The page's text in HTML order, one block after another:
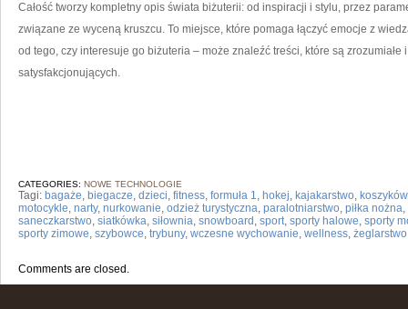
Całość tworzy kompletny opis świata biżuterii: od inspiracji i stylu, przez
związane ze wyceną kruszcu. To miejsce, które pomaga łączyć emocje z
od tego, czy interesuje go biżuteria – może znaleźć treści, które są
satysfakcjonujących.
CATEGORIES: NOWE TECHNOLOGIE
Tagi: bagaże, biegacze, dzieci, fitness, formuła 1, hokej, kajakarstwo,
motocykle, narty, nurkowanie, odzież turystyczna, paralotniarstwo, piłka nożna,
saneczkarstwo, siatkówka, siłownia, snowboard , sport, sporty halowe, sporty
sporty zimowe, szybowce, trybuny, wczesne wychowanie, wellness, żeglarstwo
Comments are closed.